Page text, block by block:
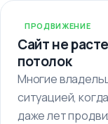
ПРОДВИЖЕНИЕ
Сайт не
потолок
Многие
ситуацией,
даже лет